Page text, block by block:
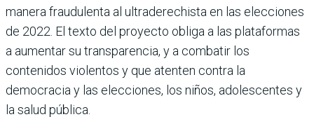
manera fraudulenta al ultraderechista en las elecciones
de 2022. El texto del proyecto obliga a las plataformas
a aumentar su transparencia, y a combatir los
contenidos violentos y que atenten contra la
democracia y las elecciones, los niños, adolescentes y
la salud pública.